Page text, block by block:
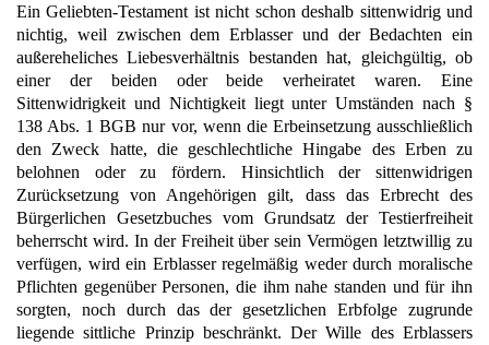
Ein Geliebten-Testament ist nicht schon deshalb sittenwidrig und
nichtig, weil zwischen dem Erblasser und der Bedachten ein
außereheliches Liebesverhältnis bestanden hat, gleichgültig, ob
einer der beiden oder beide verheiratet waren. Eine
Sittenwidrigkeit und Nichtigkeit liegt unter Umständen nach §
138 Abs. 1 BGB nur vor, wenn die Erbeinsetzung ausschließlich
den Zweck hatte, die geschlechtliche Hingabe des Erben zu
belohnen oder zu fördern. Hinsichtlich der sittenwidrigen
Zurücksetzung von Angehörigen gilt, dass das Erbrecht des
Bürgerlichen Gesetzbuches vom Grundsatz der Testierfreiheit
beherrscht wird. In der Freiheit über sein Vermögen letztwillig zu
verfügen, wird ein Erblasser regelmäßig weder durch moralische
Pflichten gegenüber Personen, die ihm nahe standen und für ihn
sorgten, noch durch das der gesetzlichen Erbfolge zugrunde
liegende sittliche Prinzip beschränkt. Der Wille des Erblassers